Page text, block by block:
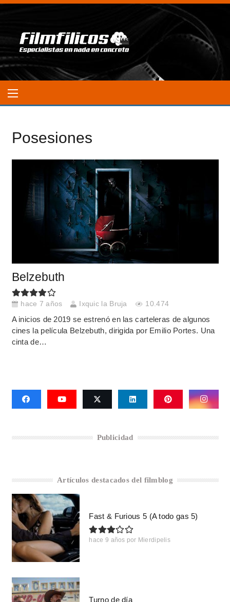
Posesiones
Belzebuth
hace 7 años Ixquic la Bruja 10.474
A inicios de 2019 se estrenó en las carteleras de algunos
cines la película Belzebuth, dirigida por Emilio Portes. Una
cinta de…
Publicidad
Artículos destacados del filmblog
Fast & Furious 5 (A todo gas 5)
hace 9 años por Mierdipelis
Turno de día